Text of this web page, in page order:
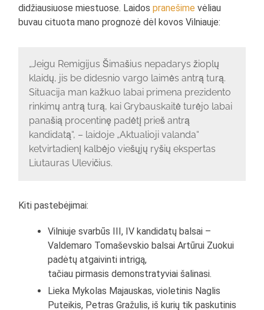
didžiausiuose miestuose. Laidospranešime vėliau
buvau cituota mano prognozė dėl kovos Vilniauje:
„Jeigu Remigijus Šimašius nepadarys žioplų
klaidų, jis be didesnio vargo laimės antrą turą.
Situacija man kažkuo labai primena prezidento
rinkimų antrą turą, kai Grybauskaitė turėjo labai
panašią procentinę padėtį prieš antrą
kandidatą“, – laidoje „Aktualioji valanda“
ketvirtadienį kalbėjo viešųjų ryšių ekspertas
Liutauras Ulevičius.
Kiti pastebėjimai:
Vilniuje svarbūs III, IV kandidatų balsai –
Valdemaro Tomaševskio balsai Artūrui Zuokui
padėtų atgaivinti intrigą,
tačiau pirmasis demonstratyviai šalinasi.
Lieka Mykolas Majauskas, violetinis Naglis
Puteikis, Petras Gražulis, iš kurių tik paskutinis